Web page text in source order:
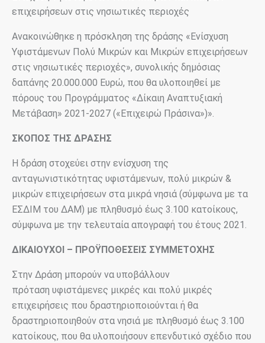
επιχειρήσεων στις νησιωτικές περιοχές
Ανακοινώθηκε η πρόσκληση της δράσης «Ενίσχυση
Υφιστάμενων Πολύ Μικρών και Μικρών επιχειρήσεων
στις νησιωτικές περιοχές», συνολικής δημόσιας
δαπάνης 20.000.000 Ευρώ, που θα υλοποιηθεί με
πόρους του Προγράμματος «Δίκαιη Αναπτυξιακή
Μετάβαση» 2021-2027 («Επιχειρώ Πράσινα»)».
ΣΚΟΠΟΣ ΤΗΣ ΔΡΑΣΗΣ
Η δράση στοχεύει στην ενίσχυση της
ανταγωνιστικότητας υφιστάμενων, πολύ μικρών &
μικρών επιχειρήσεων στα μικρά νησιά (σύμφωνα με τα
ΕΣΔΙΜ του ΔΑΜ) με πληθυσμό έως 3.100 κατοίκους,
σύμφωνα με την τελευταία απογραφή του έτους 2021.
ΔΙΚΑΙΟΥΧΟΙ – ΠΡΟΫΠΟΘΕΣΕΙΣ ΣΥΜΜΕΤΟΧΗΣ
Στην Δράση μπορούν να υποβάλλουν
πρόταση υφιστάμενες μικρές και πολύ μικρές
επιχειρήσεις που δραστηριοποιούνται ή θα
δραστηριοποιηθούν στα νησιά με πληθυσμό έως 3.100
κατοίκους, που θα υλοποιήσουν επενδυτικό σχέδιο που